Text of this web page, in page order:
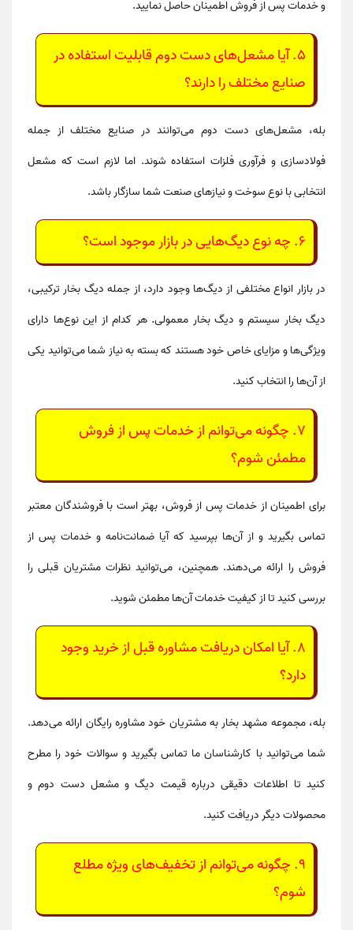
و خدمات پس از فروش اطمینان حاصل نمایید.
5. آیا مشعل‌های دست دوم قابلیت استفاده در
صنایع مختلف را دارند؟
بله، مشعل‌های دست دوم می‌توانند در صنایع مختلف از جمله
فولادسازی و فرآوری فلزات استفاده شوند. اما لازم است که مشعل
انتخابی با نوع سوخت و نیازهای صنعت شما سازگار باشد.
6. چه نوع دیگ‌هایی در بازار موجود است؟
در بازار انواع مختلفی از دیگ‌ها وجود دارد، از جمله دیگ بخار ترکیبی،
دیگ بخار سیستم و دیگ بخار معمولی. هر کدام از این نوع‌ها دارای
ویژگی‌ها و مزایای خاص خود هستند که بسته به نیاز شما می‌توانید یکی
از آن‌ها را انتخاب کنید.
7. چگونه می‌توانم از خدمات پس از فروش
مطمئن شوم؟
برای اطمینان از خدمات پس از فروش، بهتر است با فروشندگان معتبر
تماس بگیرید و از آن‌ها بپرسید که آیا ضمانت‌نامه و خدمات پس از
فروش را ارائه می‌دهند. همچنین، می‌توانید نظرات مشتریان قبلی را
بررسی کنید تا از کیفیت خدمات آن‌ها مطمئن شوید.
8. آیا امکان دریافت مشاوره قبل از خرید وجود
دارد؟
بله، مجموعه مشهد بخار به مشتریان خود مشاوره رایگان ارائه می‌دهد.
شما می‌توانید با کارشناسان ما تماس بگیرید و سوالات خود را مطرح
کنید تا اطلاعات دقیقی دربارهقیمت دیگ و مشعل دست دومو
محصولات دیگر دریافت کنید.
9. چگونه می‌توانم از تخفیف‌های ویژه مطلع
شوم؟